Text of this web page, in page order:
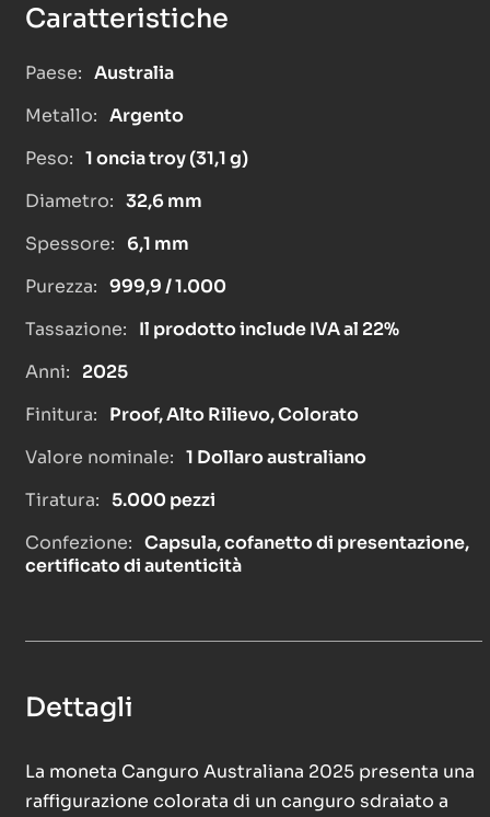
Caratteristiche
Paese: Australia
Metallo: Argento
Peso: 1 oncia troy (31,1 g)
Diametro: 32,6 mm
Spessore:
6,1 mm
Purezza: 999,9 / 1.000
Tassazione:
Il prodotto include IVA al 22%
Anni:
2025
Finitura:
Proof, Alto Rilievo, Colorato
Valore nominale: 1 Dollaro australiano
Tiratura: 5.000 pezzi
Confezione: Capsula, cofanetto di presentazione,
certificato di autenticità
Dettagli
La moneta Canguro Australiana 2025 presenta una
raffigurazione colorata di un canguro sdraiato a